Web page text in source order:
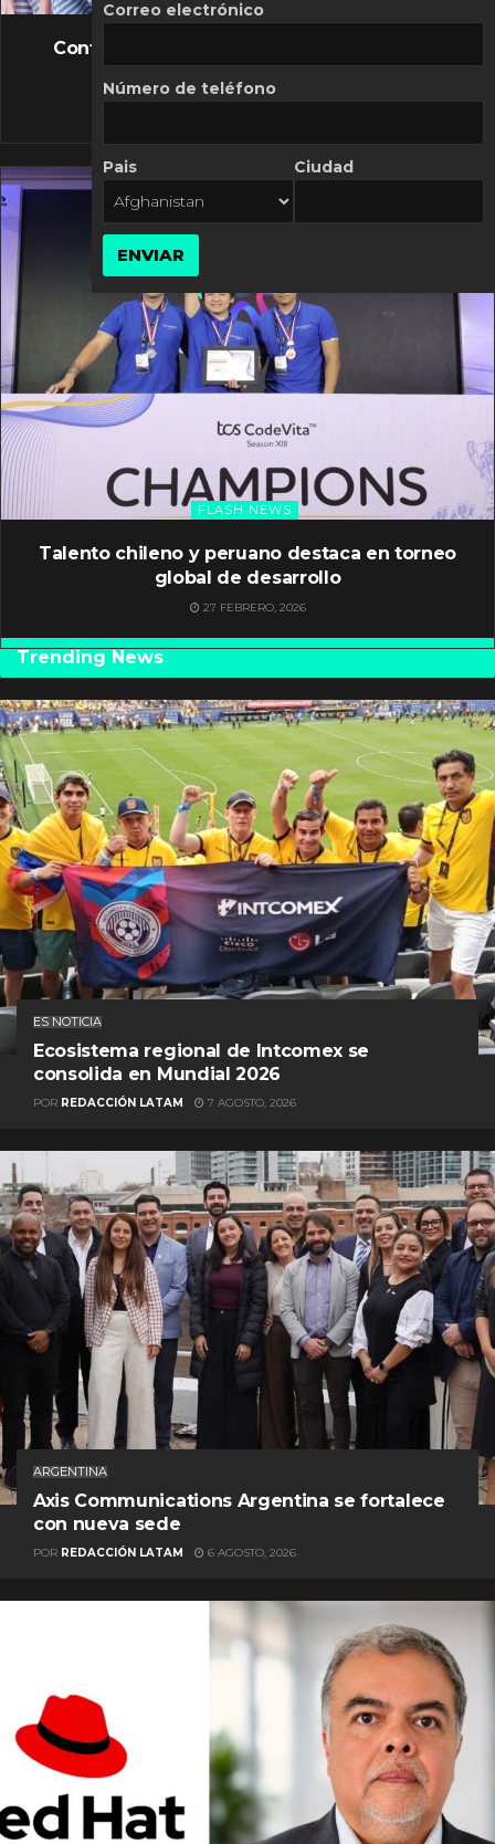
FLASH NEWS
Controversia de Mercado Libre por costos
10 MARZO, 2026
FLASH NEWS
Talento chileno y peruano destaca en torneo
global de desarrollo
27 FEBRERO, 2026
Trending News
ES NOTICIA
Ecosistema regional de Intcomex se
consolida en Mundial 2026
POR REDACCIÓN LATAM 7 AGOSTO, 2026
ARGENTINA
Axis Communications Argentina se fortalece
con nueva sede
POR REDACCIÓN LATAM 6 AGOSTO, 2026
Correo electrónico
Número de teléfono
Pais Ciudad
ENVIAR